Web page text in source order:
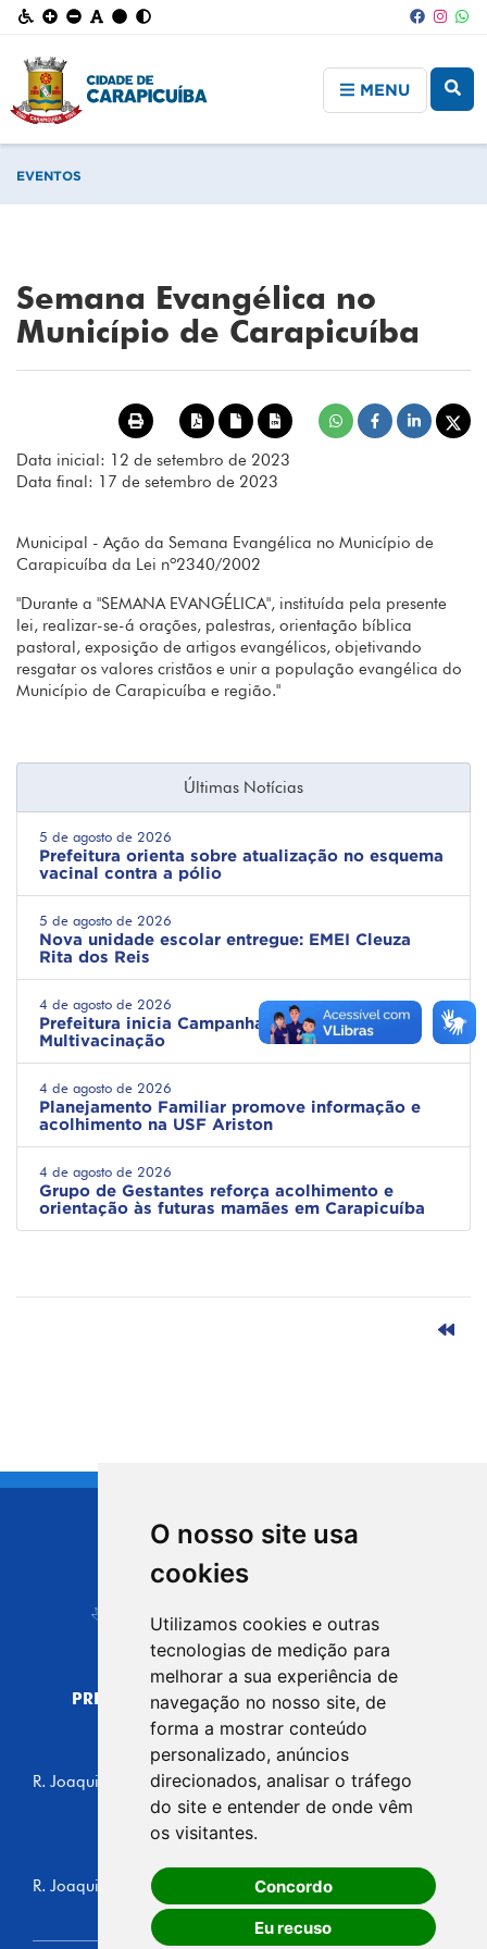
O nosso site usa
cookies
Utilizamos cookies e outras
tecnologias de medição para
melhorar a sua experiência de
navegação no nosso site, de
forma a mostrar conteúdo
personalizado, anúncios
direcionados, analisar o tráfego
do site e entender de onde vêm
os visitantes.
Concordo
Eu recuso
MENU
EVENTOS
Semana Evangélica no
Município de Carapicuíba
Data inicial: 12 de setembro de 2023
Data final: 17 de setembro de 2023
Municipal - Ação da Semana Evangélica no Município de
Carapicuíba da Lei nº2340/2002
"Durante a "SEMANA EVANGÉLICA", instituída pela presente
lei, realizar-se-á orações, palestras, orientação bíblica
pastoral, exposição de artigos evangélicos, objetivando
resgatar os valores cristãos e unir a população evangélica do
Município de Carapicuíba e região."
Últimas Notícias
5 de agosto de 2026
Prefeitura orienta sobre atualização no esquema
vacinal contra a pólio
5 de agosto de 2026
Nova unidade escolar entregue: EMEI Cleuza
Rita dos Reis
4 de agosto de 2026
Prefeitura inicia Campanha Nacional de
Multivacinação
4 de agosto de 2026
Planejamento Familiar promove informação e
acolhimento na USF Ariston
4 de agosto de 2026
Grupo de Gestantes reforça acolhimento e
orientação às futuras mamães em Carapicuíba
CIDADE DE
Carapicuíba
PREFEITURA MUNICIPAL DE CARAPICUÍBA
CNPJ: 44.892.693/0001-40
CENTRO ADMINISTRATIVO
R. Joaquim das Neves, 211 - Vila Caldas, Carapicuíba/SP
CEP: 06310-030, Brasil
Telefone: 4164-5500
GABINETE DO PREFEITO
R. Joaquim das Neves, 205 - Vila Caldas, Carapicuíba/SP
CEP: 06310-030, Brasil